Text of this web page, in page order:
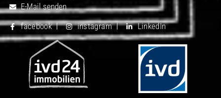
E-Mail senden
facebook
instagram LinkedIn